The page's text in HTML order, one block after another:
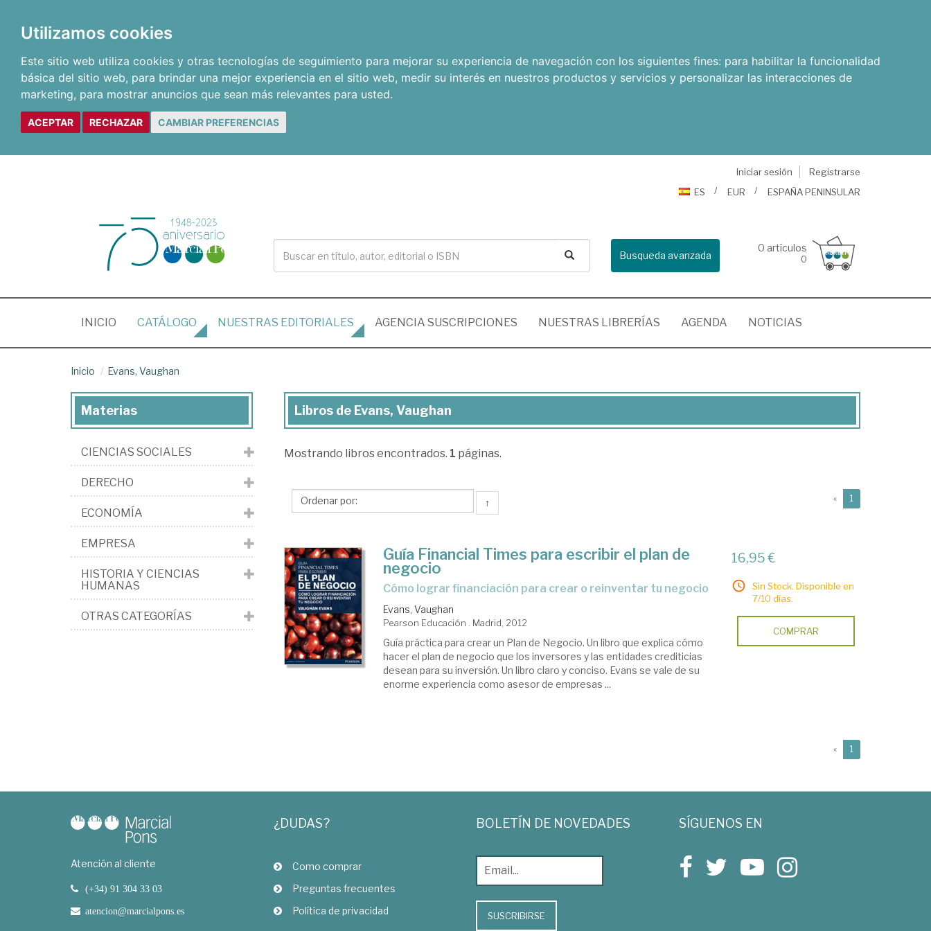
Utilizamos cookies
Este sitio web utiliza cookies y otras tecnologías de seguimiento para mejorar su experiencia de navegación con los siguientes fines: para habilitar la funcionalidad
básica del sitio web, para brindar una mejor experiencia en el sitio web, medir su interés en nuestros productos y servicios y personalizar las interacciones de
marketing, para mostrar anuncios que sean más relevantes para usted.
ACEPTAR RECHAZAR CAMBIAR PREFERENCIAS
Iniciar sesión
Registrarse
ES
EUR ESPAÑA PENINSULAR
Busqueda avanzada
0 artículos
0
INICIO (CURRENT)
CATÁLOGO NUESTRAS EDITORIALES AGENCIA SUSCRIPCIONES NUESTRAS LIBRERÍAS AGENDA NOTICIAS
Inicio Evans, Vaughan
Libros
Evans,
Libros de Evans, Vaughan
Mostrando libros encontrados. 1 páginas.
↑ « 1
Guía Financial Times para escribir el plan de
negocio
cómo lograr financiación para crear o reinventar tu negocio
Evans, Vaughan
Pearson Educación . Madrid, 2012
Guía práctica para crear un Plan de Negocio. Un libro que explica cómo
hacer el plan de negocio que los inversores y las entidades crediticias
desean para su inversión. Un libro claro y conciso. Evans se vale de su
enorme experiencia como asesor de empresas ...
16,95 €
Sin Stock. Disponible en
7/10 días.
COMPRAR
« 1
Materias
CIENCIAS SOCIALES
DERECHO
ECONOMÍA
EMPRESA
HISTORIA Y CIENCIAS
HUMANAS
OTRAS CATEGORÍAS
Atención al cliente
(+34) 91 304 33 03
atencion@marcialpons.es
¿DUDAS?
Como comprar
Preguntas frecuentes
Política de privacidad
BOLETÍN DE NOVEDADES
SUSCRIBIRSE
SÍGUENOS EN